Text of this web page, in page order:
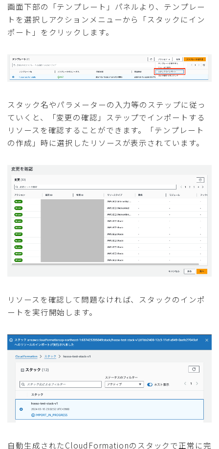
画面下部の「テンプレート」パネルより、テンプレー
トを選択しアクションメニューから「スタックにイン
ポート」をクリックします。
スタック名やパラメーターの入力等のステップに従っ
ていくと、「変更の確認」ステップでインポートする
リソースを確認することができます。「テンプレート
の作成」時に選択したリソースが表示されています。
リソースを確認して問題なければ、スタックのインポ
ートを実行開始します。
自動生成されたCloudFormationのスタックで正常に完